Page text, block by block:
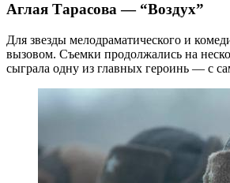
Аглая Тарасова — “Воздух”
Для звезды мелодраматического и
вызовом. Съемки продолжались на
сыграла одну из главных героинь — с